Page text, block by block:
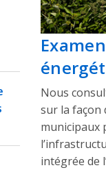
Nous
sur la façon
municipaux
intégrée de